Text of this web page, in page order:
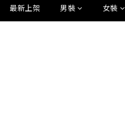
最新上架 男裝 女裝